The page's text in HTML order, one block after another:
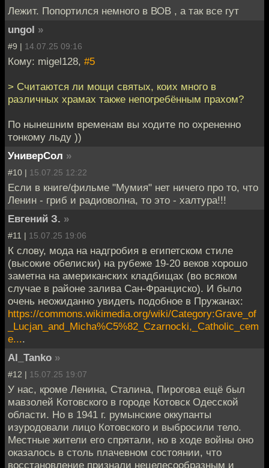
Лежит. Попортился немного в ВОВ , а так все гут
ungol »
#9 | 14.07.25 09:16
Кому: migel128, #5
> Считаются ли мощи святых, коих много в
различных храмах также непогребённым прахом?
По нынешним временам вы ходите по охрененно
тонкому льду ))
УниверСол »
#10 | 15.07.25 12:22
Если в книге/фильме "Мумия" нет ничего про то, что
Ленин - гриб и радиоволна, то это - халтура!!!
Евгений З. »
#11 | 15.07.25 19:06
К слову, мода на надгробия в египетском стиле
(высокие обелиски) на рубеже 19-20 веков хорошо
заметна на американских кладбищах (во всяком
случае в районе залива Сан-Франциско). И было
очень неожиданно увидеть подобное в Пружанах:
https://commons.wikimedia.org/wiki/Category:Grave_of
_Lucjan_and_Micha%C5%82_Czarnocki,_Catholic_cem
e....
Al_Tanko »
#12 | 15.07.25 19:07
У нас, кроме Ленина, Сталина, Пирогова ещё был
мавзолей Котовского в городе Котовск Одесской
области. Но в 1941 г. румынские оккупанты
изуродовали лицо Котовского и выбросили тело.
Местные жители его спрятали, но в ходе войны оно
оказалось в столь плачевном состоянии, что
восстановление признали нецелесообразным и